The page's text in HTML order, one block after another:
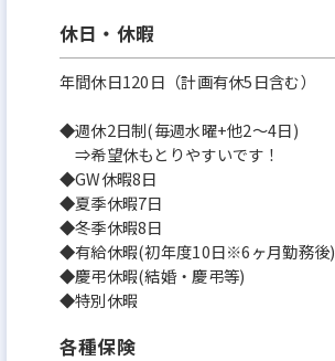
休日・休暇
年間休日120日（計画有休5日含む）
◆週休2日制(毎週水曜+他2～4日)
⇒希望休もとりやすいです！
◆GW休暇8日
◆夏季休暇7日
◆冬季休暇8日
◆有給休暇(初年度10日※6ヶ月勤務後)
◆慶弔休暇(結婚・慶弔等)
◆特別休暇
各種保険